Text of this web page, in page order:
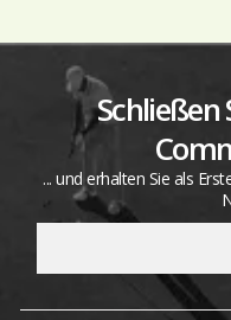
Schließen
... und erhalten Sie als